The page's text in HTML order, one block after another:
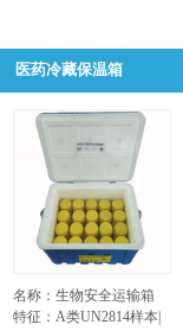
医药冷藏保温箱
名称：生物安全运输箱
特征：A类UN2814样本|